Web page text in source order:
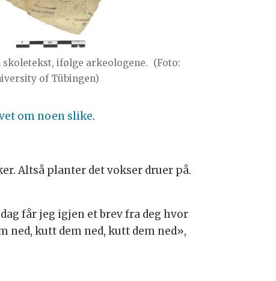
skoletekst, ifølge arkeologene. (Foto:
of Tübingen)
om noen slike.
Altså planter det vokser druer på.
får jeg igjen et brev fra deg hvor
ned, kutt dem ned, kutt dem ned»,